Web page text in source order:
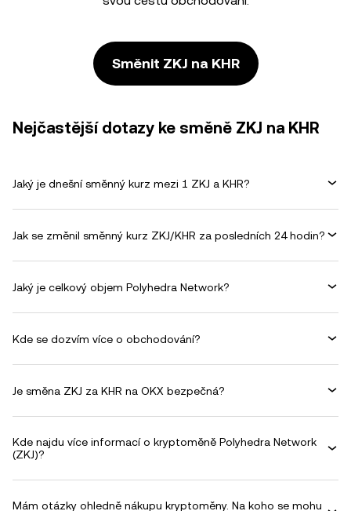
Směnit ZKJ na KHR
Nejčastější dotazy ke směně ZKJ na KHR
Jaký je dnešní směnný kurz mezi 1 ZKJ a KHR?
Jak se změnil směnný kurz ZKJ/KHR za posledních 24 hodin?
Jaký je celkový objem Polyhedra Network?
Kde se dozvím více o obchodování?
Je směna ZKJ za KHR na OKX bezpečná?
Kde najdu více informací o kryptoměně Polyhedra Network
(ZKJ)?
Mám otázky ohledně nákupu kryptoměny. Na koho se mohu